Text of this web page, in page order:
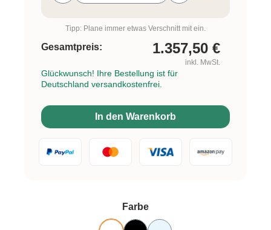
Farbeauswählen
Tipp: Plane immer etwas Verschnitt mit ein.
Gesamtpreis: 1.357,50 €
inkl. MwSt.
Glückwunsch! Ihre Bestellung ist für
Deutschland versandkostenfrei.
In den Warenkorb